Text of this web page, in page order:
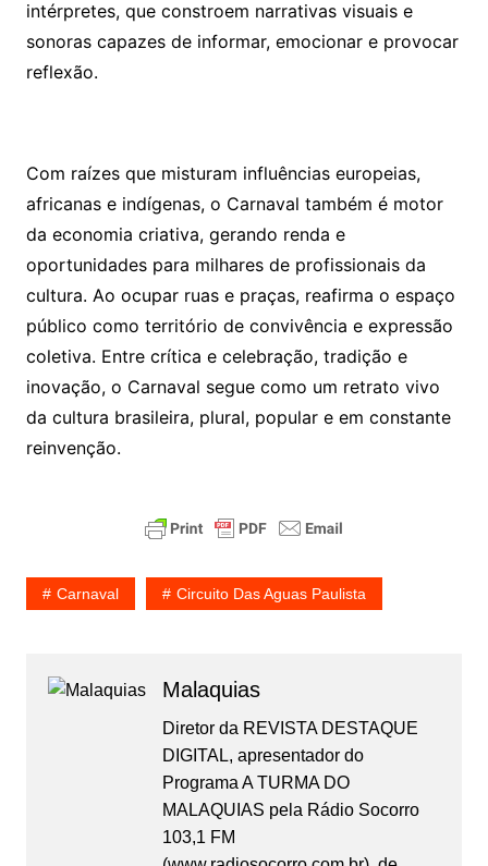
intérpretes, que constroem narrativas visuais e
sonoras capazes de informar, emocionar e provocar
reflexão.
Com raízes que misturam influências europeias,
africanas e indígenas, o Carnaval também é motor
da economia criativa, gerando renda e
oportunidades para milhares de profissionais da
cultura. Ao ocupar ruas e praças, reafirma o espaço
público como território de convivência e expressão
coletiva. Entre crítica e celebração, tradição e
inovação, o Carnaval segue como um retrato vivo
da cultura brasileira, plural, popular e em constante
reinvenção.
Carnaval Circuito Das Aguas Paulista
Malaquias
Diretor da REVISTA DESTAQUE
DIGITAL, apresentador do
Programa A TURMA DO
MALAQUIAS pela Rádio Socorro
103,1 FM